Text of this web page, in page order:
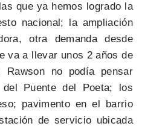
que ya hemos logrado la
nacional; la ampliación
otra demanda desde
va a llevar unos 2 años de
no podía pensar
Puente del Poeta; los
pavimento en el barrio
de servicio ubicada